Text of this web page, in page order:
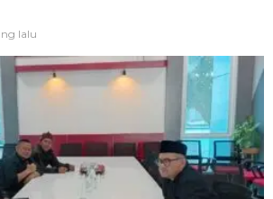
lalu